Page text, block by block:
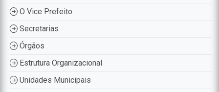
O Vice Prefeito
Secretarias
Órgãos
Estrutura Organizacional
Unidades Municipais